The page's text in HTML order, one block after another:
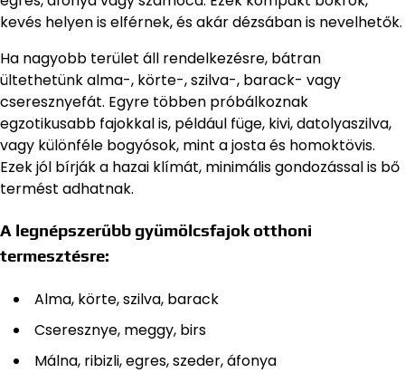
kevés helyen is elférnek, és akár dézsában is nevelhetők.
Ha nagyobb terület áll rendelkezésre, bátran
ültethetünk alma-, körte-, szilva-, barack- vagy
cseresznyefát. Egyre többen próbálkoznak
egzotikusabb fajokkal is, például füge, kivi, datolyaszilva,
vagy különféle bogyósok, mint a josta és homoktövis.
Ezek jól bírják a hazai klímát, minimális gondozással is bő
termést adhatnak.
A legnépszerűbb gyümölcsfajok otthoni
termesztésre:
Alma, körte, szilva, barack
Cseresznye, meggy, birs
Málna, ribizli, egres, szeder, áfonya